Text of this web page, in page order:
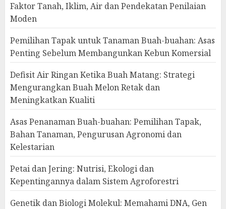
Faktor Tanah, Iklim, Air dan Pendekatan Penilaian
Moden
Pemilihan Tapak untuk Tanaman Buah-buahan: Asas
Penting Sebelum Membangunkan Kebun Komersial
Defisit Air Ringan Ketika Buah Matang: Strategi
Mengurangkan Buah Melon Retak dan
Meningkatkan Kualiti
Asas Penanaman Buah-buahan: Pemilihan Tapak,
Bahan Tanaman, Pengurusan Agronomi dan
Kelestarian
Petai dan Jering: Nutrisi, Ekologi dan
Kepentingannya dalam Sistem Agroforestri
Genetik dan Biologi Molekul: Memahami DNA, Gen